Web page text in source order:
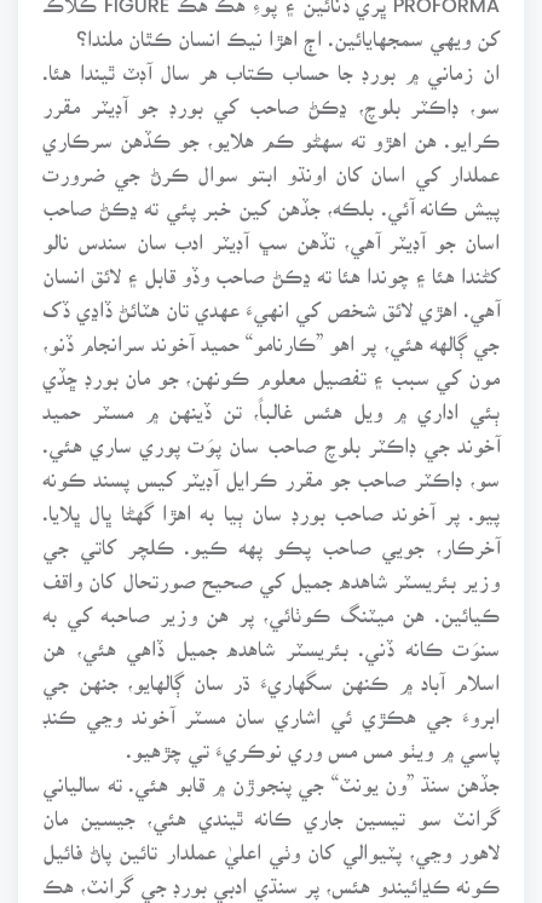
کن ويهي سمجهايائين. اڄ اهڙا نيڪ انسان ڪٿان ملندا؟
ان زماني ۾ بورڊ جا حساب ڪتاب هر سال آڊٽ ٿيندا هئا.
سو، ڊاڪٽر بلوچ، ڍڪڻ صاحب کي بورڊ جو آڊيٽر مقرر
ڪرايو. هن اهڙو ته سهڻو ڪم هلايو، جو ڪڏهن سرڪاري
عملدار کي اسان کان اونڌو ابتو سوال ڪرڻ جي ضرورت
پيش ڪانه آئي. بلڪه، جڏهن کين خبر پئي ته ڍڪڻ صاحب
اسان جو آڊيٽر آهي، تڏهن سڀ آڊيٽر ادب سان سندس نالو
کڻندا هئا ۽ چوندا هئا ته ڍڪڻ صاحب وڏو قابل ۽ لائق انسان
آهي. اهڙي لائق شخص کي انهيءَ عهدي تان هٽائڻ ڏاڍي ڏک
جي ڳالهه هئي، پر اهو ”ڪارنامو“ حميد آخوند سرانجام ڏنو،
مون کي سبب ۽ تفصيل معلوم ڪونهن، جو مان بورڊ ڇڏي
ٻئي اداري ۾ ويل هئس غالباً، تن ڏينهن ۾ مسٽر حميد
آخوند جي ڊاڪٽر بلوچ صاحب سان پوَت پوري ساري هئي.
سو، ڊاڪٽر صاحب جو مقرر ڪرايل آڊيٽر کيس پسند ڪونه
پيو. پر آخوند صاحب بورڊ سان ٻيا به اهڙا گهڻا ڀال ڀلايا.
آخرڪار، جويي صاحب پڪو پهه ڪيو. ڪلچر کاتي جي
وزير بئريسٽر شاهده جميل کي صحيح صورتحال کان واقف
ڪيائين. هن ميٽنگ ڪوٺائي، پر هن وزير صاحبه کي به
سنوَت ڪانه ڏني. بئريسٽر شاهده جميل ڏاهي هئي، هن
اسلام آباد ۾ ڪنهن سگهاريءَ ڌر سان ڳالهايو، جنهن جي
ابروءَ جي هڪڙي ئي اشاري سان مسٽر آخوند وڃي ڪنڊ
پاسي ۾ ويٺو مس مس وري نوڪريءَ تي چڙهيو.
جڏهن سنڌ ”ون يونٽ“ جي پنجوڙن ۾ قابو هئي. ته سالياني
گرانٽ سو تيسين جاري ڪانه ٿيندي هئي، جيسين مان
لاهور وڃي، پٽيوالي کان وٺي اعليٰ عملدار تائين پاڻ فائيل
ڪونه ڪڍائيندو هئس، پر سنڌي ادبي بورڊ جي گرانٽ، هڪ